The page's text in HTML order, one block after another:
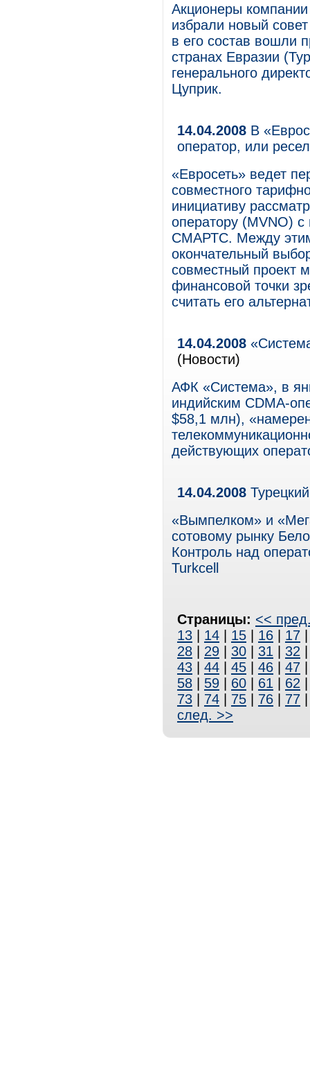
Акционеры
избрали новый
в его состав вошли
странах Евразии
генерального
Цуприк.
14.04.2008 В
оператор, или
«Евросеть» ведет
совместного
инициативу
оператору (MVNO)
СМАРТС. Между
окончательный
совместный проект
финансовой точки
считать его
14.04.2008
(Новости)
АФК «Система», в
индийским CDMA-
$58,1 млн),
действующих
14.04.2008
«Вымпелком» и
сотовому рынку
Контроль над
Turkcell
Страницы: <<
13
14 15 16 17
28
29 30 31 32
43
44 45 46 47
58
59 60 61 62
73
74 75 76 77
след. >>